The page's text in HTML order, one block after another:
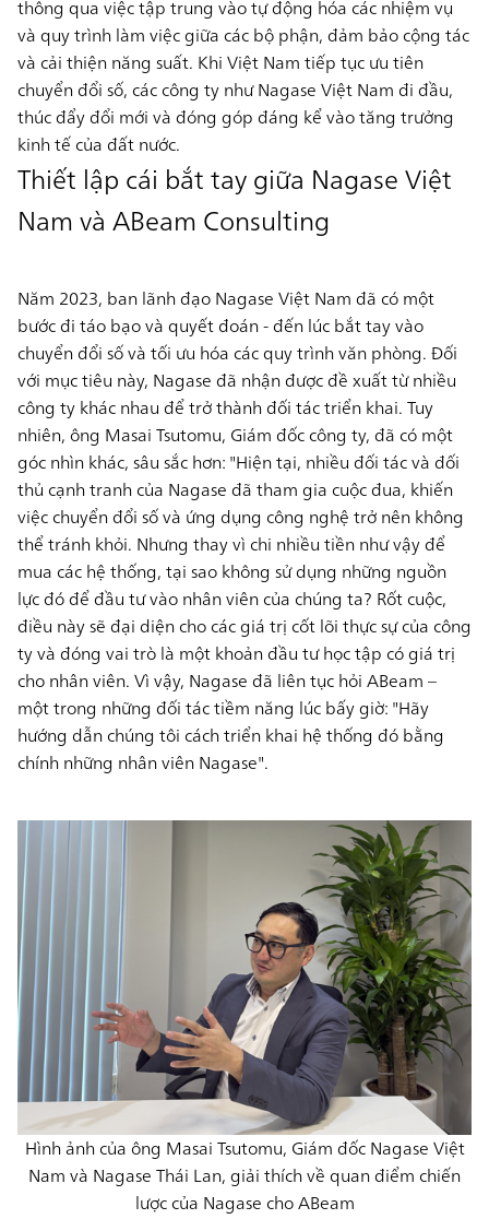
thông qua việctập trung vào tự động hóa các nhiệm vụ
vàquy trình làm việc giữa các bộ phận, đảm bảo cộng tác
và cải thiện năng suất. Khi Việt Nam tiếp tục ưu tiên
chuyển đổi số, các công ty như Nagase Việt Nam đi đầu,
thúc đẩy đổi mới và đóng góp đáng kể vào tăng trưởng
kinh tế của đất nước.
Thiết lập cái bắt tay giữa Nagase Việt
Nam và ABeam Consulting
Năm 2023, ban lãnh đạo Nagase Việt Nam đã có một
bước đi táo bạo và quyết đoán - đến lúc bắt tay vào
chuyển đổi số và tối ưu hóa các quy trình văn phòng. Đối
với mục tiêu này, Nagase đã nhận được đề xuất từ nhiều
công ty khác nhau để trở thành đối tác triển khai. Tuy
nhiên, ông Masai Tsutomu, Giám đốc công ty, đã có một
góc nhìn khác, sâu sắc hơn: "Hiện tại, nhiều đối tác và đối
thủ cạnh tranh của Nagase đã tham gia cuộc đua, khiến
việc chuyển đổi số và ứng dụng công nghệ trở nên không
thể tránh khỏi. Nhưng thay vì chi nhiều tiền như vậy để
mua các hệ thống, tại sao không sử dụng những nguồn
lực đó để đầu tư vào nhân viên của chúng ta? Rốt cuộc,
điều này sẽ đại diện cho các giá trị cốt lõi thực sự của công
ty và đóng vai trò là một khoản đầu tư học tập có giá trị
cho nhân viên. Vì vậy, Nagase đã liên tục hỏi ABeam –
một trong những đối tác tiềm năng lúc bấy giờ: "Hãy
hướng dẫn chúng tôi cách triển khai hệ thống đó bằng
chính những nhân viên Nagase".
Hình ảnh của ông Masai Tsutomu, Giám đốc Nagase Việt
Nam và Nagase Thái Lan, giải thích về quan điểm chiến
lược của Nagase cho ABeam